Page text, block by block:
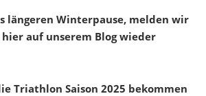
längeren Winterpause, melden wir
auf unserem Blog wieder
Triathlon Saison 2025 bekommen